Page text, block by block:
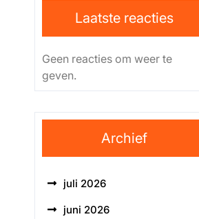
Laatste reacties
Geen reacties om weer te
geven.
Archief
juli 2026
juni 2026